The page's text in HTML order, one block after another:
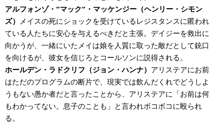
アルフォンゾ・”マック”・マッケンジー（ヘンリー・シモン
ズ）
メイスの死にショックを受けているレジスタンスに匿われ
ている人たちに安心を与えるべきだと主張。デイジーを救出に
向かうが、一緒にいたメイは娘を人質に取った敵だとして銃口
を向けるが、彼女を信じろとコールソンに説得される。
ホールデン・ラドクリフ（ジョン・ハンナ） アリステアにお前
はただのプログラムの断片で、現実では飲んだくれでどうしよ
うもない愚か者だと言ったことから、アリステアに「お前は何
もわかってない。息子のことも」と言われボコボコに殴られ
る。